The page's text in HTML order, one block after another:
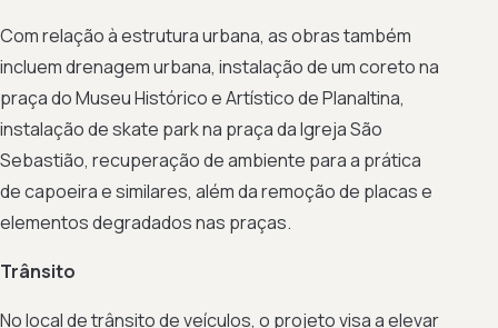
Com relação à estrutura urbana, as obras também
incluem drenagem urbana, instalação de um coreto na
praça do Museu Histórico e Artístico de Planaltina,
instalação de skate park na praça da Igreja São
Sebastião, recuperação de ambiente para a prática
de capoeira e similares, além da remoção de placas e
elementos degradados nas praças.
Trânsito
No local de trânsito de veículos, o projeto visa a elevar